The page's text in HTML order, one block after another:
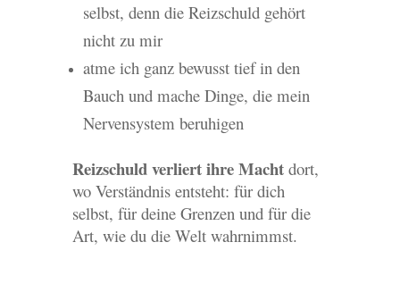
selbst, denn die Reizschuld gehört
nicht zu mir
atme ich ganz bewusst tief in den
Bauch und mache Dinge, die mein
Nervensystem beruhigen
Reizschuld verliert ihre Machtdort,
wo Verständnis entsteht: für dich
selbst, für deine Grenzen und für die
Art, wie du die Welt wahrnimmst.